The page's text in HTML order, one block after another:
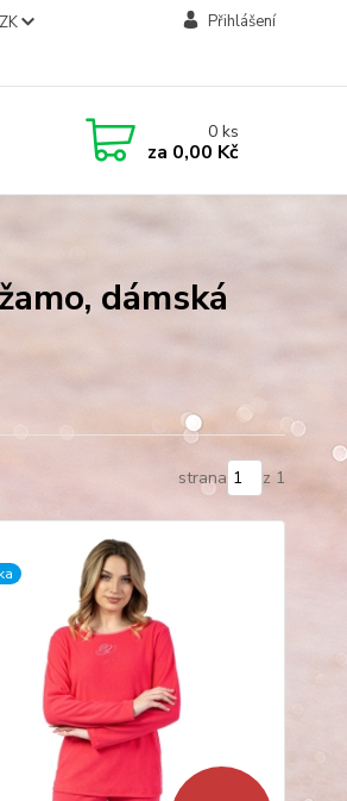
Přihlášení
0ks
za 0,00 Kč
dámská
strana z 1